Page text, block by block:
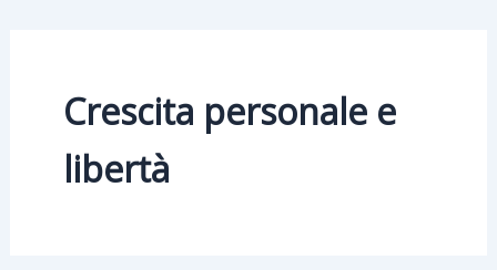
Crescita personale e
libertà